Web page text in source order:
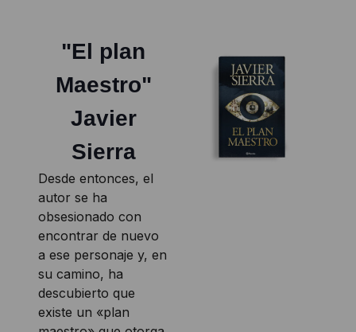
"El plan
Maestro"
Javier
Sierra
Desde entonces, el
autor se ha
obsesionado con
encontrar de nuevo
a ese personaje y, en
su camino, ha
descubierto que
existe un «plan